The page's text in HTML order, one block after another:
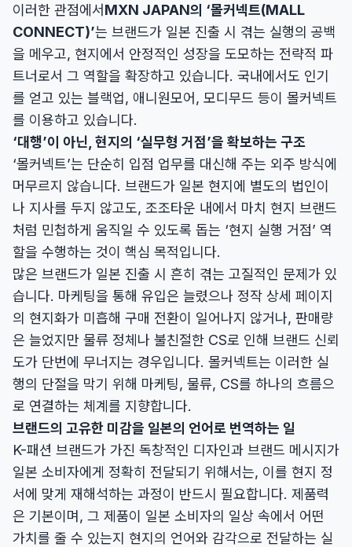
이러한 관점에서MXN JAPAN의 ‘몰커넥트(MALL
CONNECT)’는 브랜드가 일본 진출 시 겪는 실행의 공백
을 메우고, 현지에서 안정적인 성장을 도모하는 전략적 파
트너로서 그 역할을 확장하고 있습니다. 국내에서도 인기
를 얻고 있는 블랙업, 애니원모어, 모디무드 등이 몰커넥트
를 이용하고 있습니다.
‘대행’이 아닌, 현지의 ‘실무형 거점’을 확보하는 구조
‘몰커넥트’는 단순히 입점 업무를 대신해 주는 외주 방식에
머무르지 않습니다. 브랜드가 일본 현지에 별도의 법인이
나 지사를 두지 않고도, 조조타운 내에서 마치 현지 브랜드
처럼 민첩하게 움직일 수 있도록 돕는 ‘현지 실행 거점’ 역
할을 수행하는 것이 핵심 목적입니다.
많은 브랜드가 일본 진출 시 흔히 겪는 고질적인 문제가 있
습니다. 마케팅을 통해 유입은 늘렸으나 정작 상세 페이지
의 현지화가 미흡해 구매 전환이 일어나지 않거나, 판매량
은 늘었지만 물류 정체나 불친절한 CS로 인해 브랜드 신뢰
도가 단번에 무너지는 경우입니다. 몰커넥트는 이러한 실
행의 단절을 막기 위해 마케팅, 물류, CS를 하나의 흐름으
로 연결하는 체계를 지향합니다.
브랜드의 고유한 미감을 일본의 언어로 번역하는 일
K-패션 브랜드가 가진 독창적인 디자인과 브랜드 메시지가
일본 소비자에게 정확히 전달되기 위해서는, 이를 현지 정
서에 맞게 재해석하는 과정이 반드시 필요합니다. 제품력
은 기본이며, 그 제품이 일본 소비자의 일상 속에서 어떤
가치를 줄 수 있는지 현지의 언어와 감각으로 전달하는 실